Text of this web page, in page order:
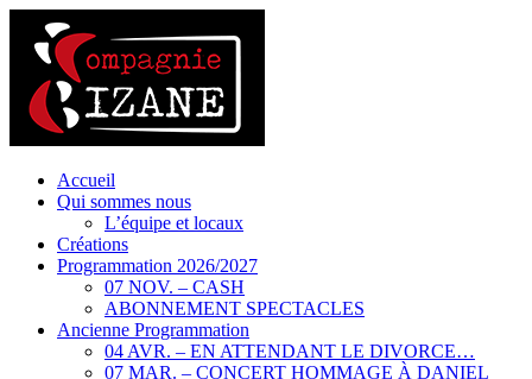
Accueil
Qui sommes nous
L’équipe et locaux
Créations
Programmation 2026/2027
07 NOV. – CASH
ABONNEMENT SPECTACLES
Ancienne Programmation
04 AVR. – EN ATTENDANT LE DIVORCE…
07 MAR. – CONCERT HOMMAGE À DANIEL